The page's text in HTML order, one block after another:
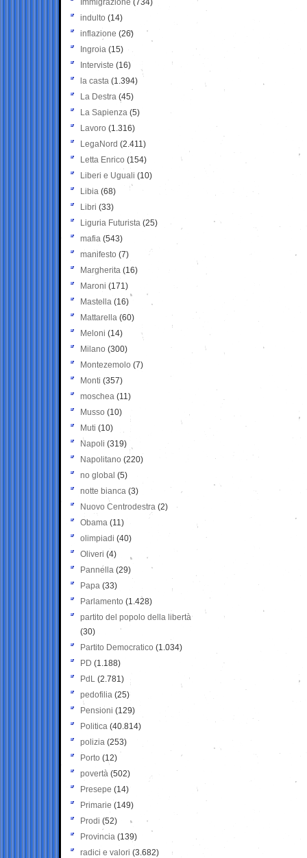
Immigrazione (734)
indulto (14)
inflazione (26)
Ingroia (15)
Interviste (16)
la casta (1.394)
La Destra (45)
La Sapienza (5)
Lavoro (1.316)
LegaNord (2.411)
Letta Enrico (154)
Liberi e Uguali (10)
Libia (68)
Libri (33)
Liguria Futurista (25)
mafia (543)
manifesto (7)
Margherita (16)
Maroni (171)
Mastella (16)
Mattarella (60)
Meloni (14)
Milano (300)
Montezemolo (7)
Monti (357)
moschea (11)
Musso (10)
Muti (10)
Napoli (319)
Napolitano (220)
no global (5)
notte bianca (3)
Nuovo Centrodestra (2)
Obama (11)
olimpiadi (40)
Oliveri (4)
Pannella (29)
Papa (33)
Parlamento (1.428)
partito del popolo della libertà
(30)
Partito Democratico (1.034)
PD (1.188)
PdL (2.781)
pedofilia (25)
Pensioni (129)
Politica (40.814)
polizia (253)
Porto (12)
povertà (502)
Presepe (14)
Primarie (149)
Prodi (52)
Provincia (139)
radici e valori (3.682)